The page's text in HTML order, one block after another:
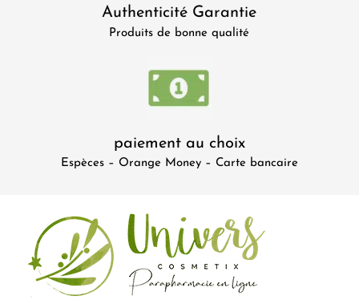
Authenticité Garantie
Produits de bonne qualité
paiement au choix
Espèces – Orange Money – Carte bancaire